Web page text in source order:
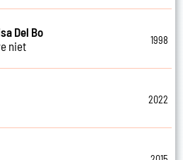
Del Bo
niet
1998
2022